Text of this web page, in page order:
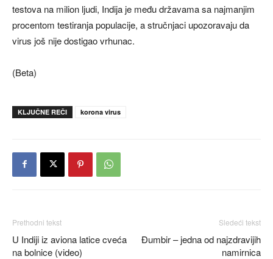
testova na milion ljudi, Indija je među državama sa najmanjim
procentom testiranja populacije, a stručnjaci upozoravaju da
virus još nije dostigao vrhunac.
(Beta)
KLJUČNE REČI korona virus
Prethodni tekst
U Indiji iz aviona latice cveća
na bolnice (video)
Sledeći tekst
Đumbir – jedna od najzdravijih
namirnica